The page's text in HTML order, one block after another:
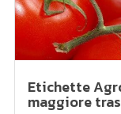
Etichette
maggiore